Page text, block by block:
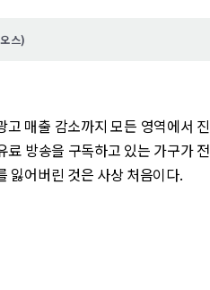
스)
매출 감소까지 모든 영역에서 진
방송을 구독하고 있는 가구가 전
잃어버린 것은 사상 처음이다.